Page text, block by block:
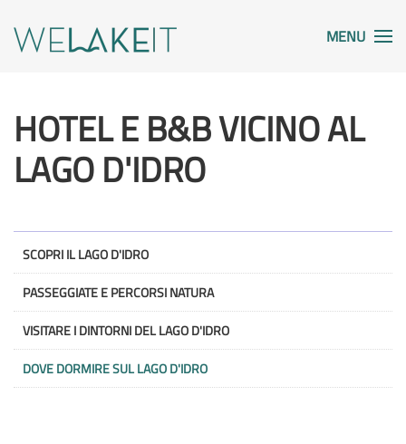
MENU
HOTEL E B&B VICINO AL
LAGO D'IDRO
SCOPRI IL LAGO D'IDRO
PASSEGGIATE E PERCORSI NATURA
VISITARE I DINTORNI DEL LAGO D'IDRO
DOVE DORMIRE SUL LAGO D'IDRO